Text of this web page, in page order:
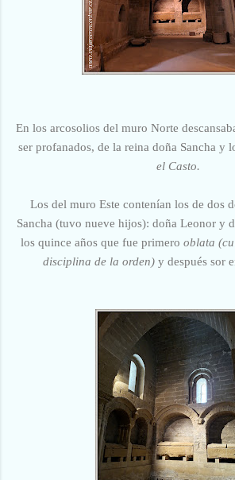
En los arcosolios del muro Norte
ser profanados, de la reina doña Sancha y
el Casto.
Los del muro Este contenían los de dos
Sancha (tuvo nueve hijos): doña Leonor y
los quince años que fue primero oblata
disciplina de la orden) y después sor